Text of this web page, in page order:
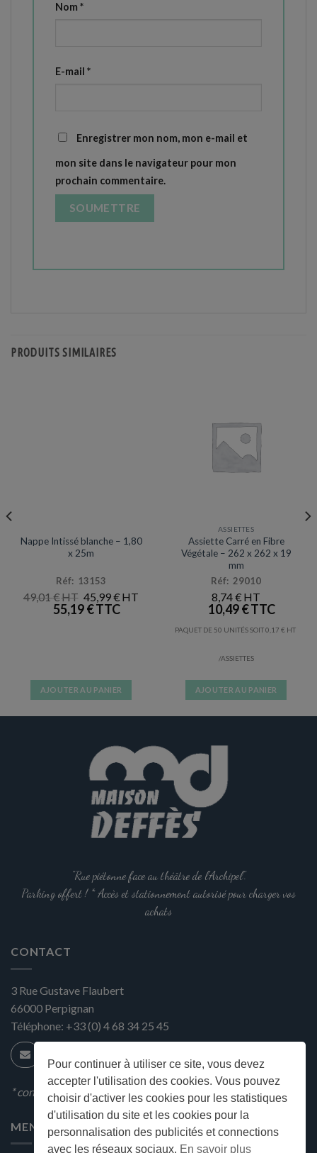
Pour continuer à utiliser ce site, vous devez
accepter l'utilisation des cookies. Vous pouvez
choisir d'activer les cookies pour les statistiques
d'utilisation du site et les cookies pour la
personnalisation des publicités et connections
avec les réseaux sociaux. En savoir plus
Nom *
E-mail *
Enregistrer mon nom, mon e-mail et
mon site dans le navigateur pour mon
prochain commentaire.
PRODUITS SIMILAIRES
Promotion
Nappe Intissé blanche – 1,80
x 25m
Réf: 13153
49,01€
LE
PRIX
INITIAL
45,99€
55,19€
AJOUTER AU PANIER
ASSIETTES
Assiette Carré en Fibre
Végétale – 262 x 262 x 19
mm
Réf: 29010
8,74€
10,49€
PAQUET DE 50 UNITÉS SOIT0,17 €
/ASSIETTES
AJOUTER AU PANIER
"Rue piétonne face au théâtre de l'Archipel".
Parking offert ! * Accès et stationnement autorisé pour charger vos
achats
CONTACT
3 Rue Gustave Flaubert
66000 Perpignan
Téléphone: +33 (0) 4 68 34 25 45
* condition en magasin
MENU